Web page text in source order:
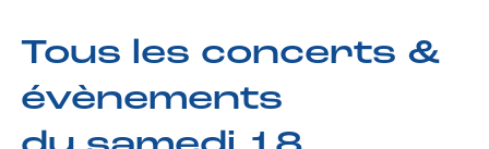
Tous les concerts &
évènements